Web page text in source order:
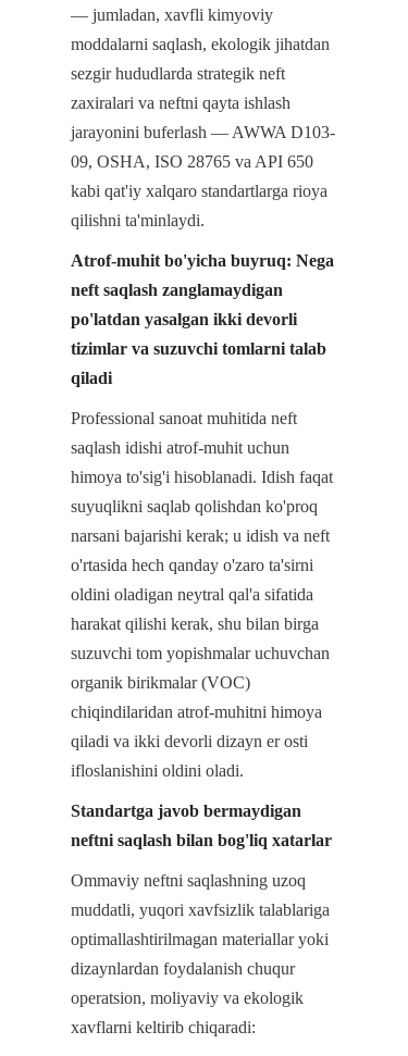
— jumladan, xavfli kimyoviy
moddalarni saqlash, ekologik jihatdan
sezgir hududlarda strategik neft
zaxiralari va neftni qayta ishlash
jarayonini buferlash — AWWA D103-
09, OSHA, ISO 28765 va API 650
kabi qat'iy xalqaro standartlarga rioya
qilishni ta'minlaydi.
Atrof-muhit bo'yicha buyruq: Nega
neft saqlash zanglamaydigan
po'latdan yasalgan ikki devorli
tizimlar va suzuvchi tomlarni talab
qiladi
Professional sanoat muhitida neft
saqlash idishi atrof-muhit uchun
himoya to'sig'i hisoblanadi. Idish faqat
suyuqlikni saqlab qolishdan ko'proq
narsani bajarishi kerak; u idish va neft
o'rtasida hech qanday o'zaro ta'sirni
oldini oladigan neytral qal'a sifatida
harakat qilishi kerak, shu bilan birga
suzuvchi tom yopishmalar uchuvchan
organik birikmalar (VOC)
chiqindilaridan atrof-muhitni himoya
qiladi va ikki devorli dizayn er osti
ifloslanishini oldini oladi.
Standartga javob bermaydigan
neftni saqlash bilan bog'liq xatarlar
Ommaviy neftni saqlashning uzoq
muddatli, yuqori xavfsizlik talablariga
optimallashtirilmagan materiallar yoki
dizaynlardan foydalanish chuqur
operatsion, moliyaviy va ekologik
xavflarni keltirib chiqaradi: